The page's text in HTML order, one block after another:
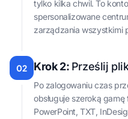
tylko kilka chwil. To
spersonalizowane
zarządzania wszystkimi
02 Krok 2: Prześlij
Po zalogowaniu czas
obsługuje szeroką
PowerPoint, TXT,